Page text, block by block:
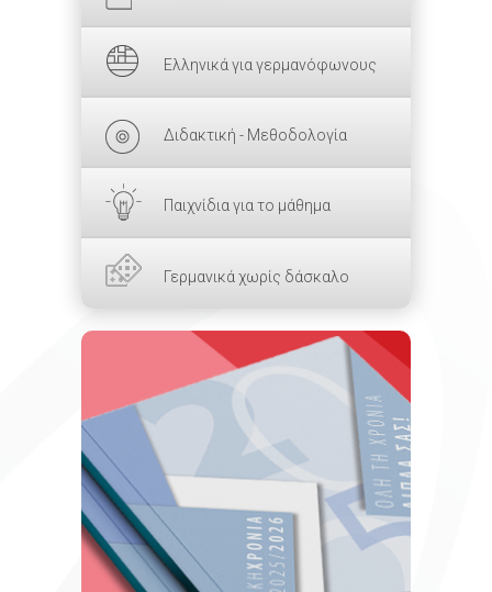
Ελληνικά για γερμανόφωνους
Διδακτική - Μεθοδολογία
Παιχνίδια για το μάθημα
Γερμανικά χωρίς δάσκαλο